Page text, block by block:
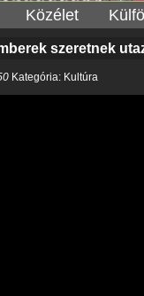
Közélet
szeretnek
Kategória: Kultúra